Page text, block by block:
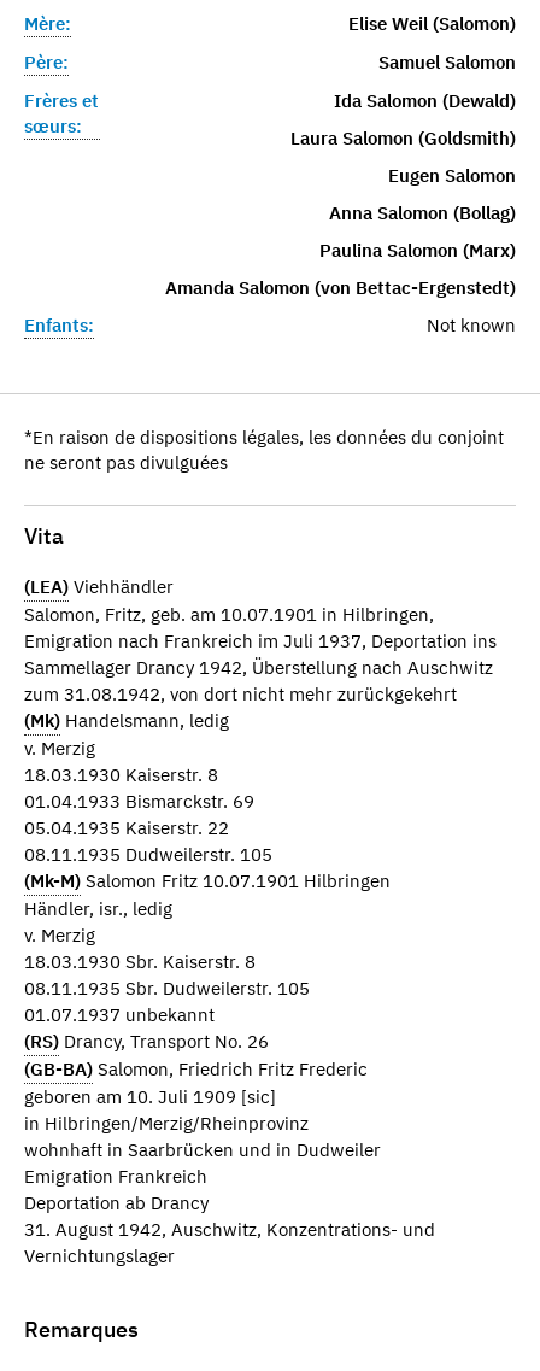
Mère:
Elise Weil (Salomon)
Père:
Samuel Salomon
Frères et
sœurs:
Ida Salomon (Dewald)
Laura Salomon (Goldsmith)
Eugen Salomon
Anna Salomon (Bollag)
Paulina Salomon (Marx)
Amanda Salomon (von Bettac-Ergenstedt)
Enfants:
Not known
*En raison de dispositions légales, les données du conjoint
ne seront pas divulguées
Vita
(LEA) Viehhändler
Salomon, Fritz, geb. am 10.07.1901 in Hilbringen,
Emigration nach Frankreich im Juli 1937, Deportation ins
Sammellager Drancy 1942, Überstellung nach Auschwitz
zum 31.08.1942, von dort nicht mehr zurückgekehrt
(Mk) Handelsmann, ledig
v. Merzig
18.03.1930 Kaiserstr. 8
01.04.1933 Bismarckstr. 69
05.04.1935 Kaiserstr. 22
08.11.1935 Dudweilerstr. 105
(Mk-M) Salomon Fritz 10.07.1901 Hilbringen
Händler, isr., ledig
v. Merzig
18.03.1930 Sbr. Kaiserstr. 8
08.11.1935 Sbr. Dudweilerstr. 105
01.07.1937 unbekannt
(RS) Drancy, Transport No. 26
(GB-BA) Salomon, Friedrich Fritz Frederic
geboren am 10. Juli 1909 [sic]
in Hilbringen/Merzig/Rheinprovinz
wohnhaft in Saarbrücken und in Dudweiler
Emigration Frankreich
Deportation ab Drancy
31. August 1942, Auschwitz, Konzentrations- und
Vernichtungslager
Remarques